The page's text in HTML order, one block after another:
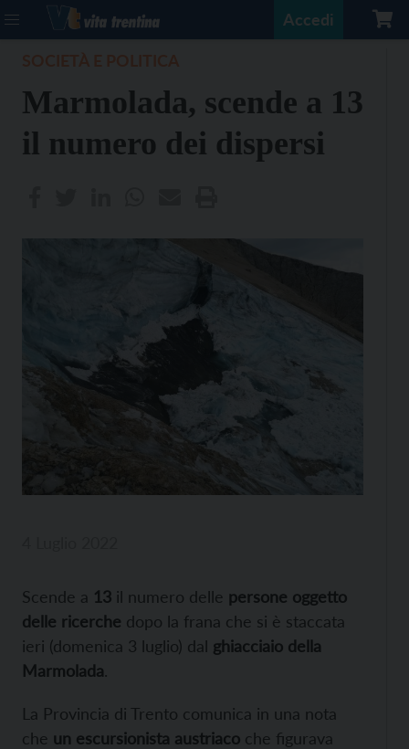
Accedi
Marmolada, scende a 13
il numero dei dispersi
Scende a 13 il numero delle persone oggetto
delle ricerche dopo la frana che si è staccata
ieri (domenica 3 luglio) dal ghiacciaio della
Marmolada.
La Provincia di Trento comunica in una nota
che un escursionista austriaco che figurava